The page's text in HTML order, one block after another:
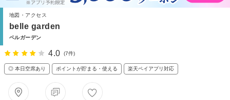
地図・アクセス
belle garden
ベルガーデン
4.0 (7件)
◎ 本日空席あり ポイントが貯まる・使える 楽天ペイアプリ対応